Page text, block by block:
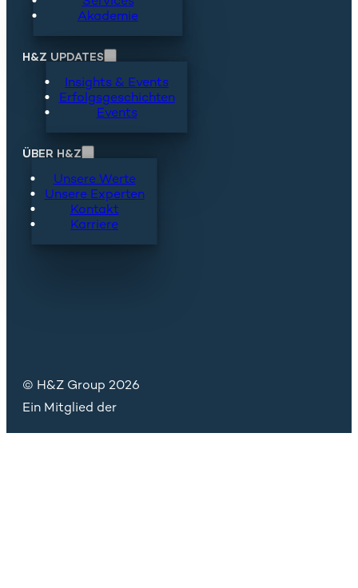
Akademie
H&Z UPDATES
Insights & Events
Erfolgsgeschichten
Events
ÜBER H&Z
Unsere Werte
Unsere Experten
Kontakt
Karriere
© H&Z Group 2026
Ein Mitglied der